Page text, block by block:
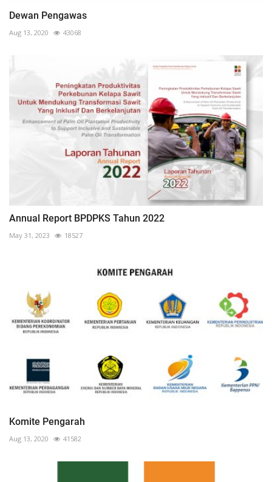
Dewan Pengawas
Aug 13, 2020 43068
Annual Report BPDPKS Tahun 2022
May 31, 2023 18527
Komite Pengarah
Aug 13, 2020 41582